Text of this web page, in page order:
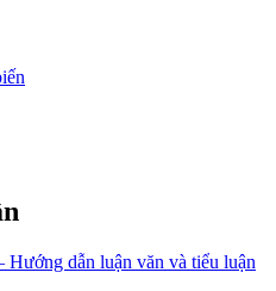
dẫn luận văn và tiểu luận